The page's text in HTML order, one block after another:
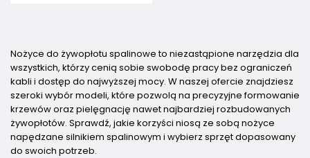
Nożyce do żywopłotu spalinowe to niezastąpione narzędzia dla
wszystkich, którzy cenią sobie swobodę pracy bez ograniczeń
kabli i dostęp do najwyższej mocy. W naszej ofercie znajdziesz
szeroki wybór modeli, które pozwolą na precyzyjne formowanie
krzewów oraz pielęgnację nawet najbardziej rozbudowanych
żywopłotów. Sprawdź, jakie korzyści niosą ze sobą nożyce
napędzane silnikiem spalinowym i wybierz sprzęt dopasowany
do swoich potrzeb.